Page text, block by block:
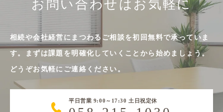
お問い合わせはお気軽に
相続や会社経営にまつわるご相談を初回無料で承っていま
す。まずは課題を明確化していくことから始めましょう。
どうぞお気軽にご連絡ください。
平日営業 9:00～17:30 土日祝定休